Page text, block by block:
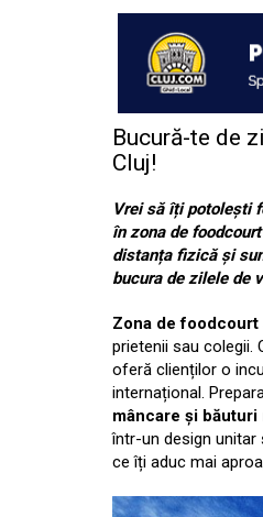
Bucură-te de
Cluj!
Vrei să îți potolești
în zona de
distanța fizică și
bucura de zilele de
Zona de foodcourt
prietenii sau colegii.
oferă clienților o
internațional.
mâncare și
într-un design unitar
ce îți aduc mai